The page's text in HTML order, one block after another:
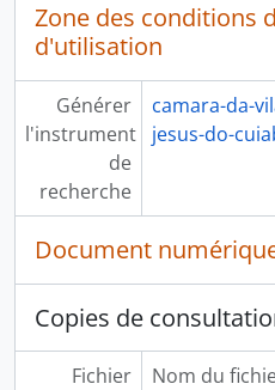
Zone des conditions
d'utilisation
Générer
l'instrument
de
recherche
camara-da-
jesus-do-
Document
Copies de
Fichier
Nom du